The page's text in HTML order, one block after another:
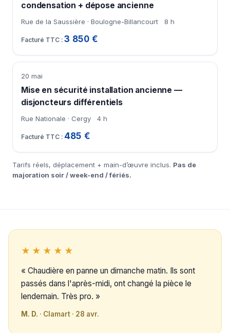
condensation + dépose ancienne
Rue de la Saussière · Boulogne-Billancourt 8 h
3 850 €
20 mai
Mise en sécurité installation ancienne —
disjoncteurs différentiels
Rue Nationale · Cergy 4 h
485 €
Tarifs réels, déplacement + main-d’œuvre inclus. Pas de
majoration soir / week-end / fériés.
★★★★★
« Chaudière en panne un dimanche matin. Ils sont
passés dans l'après-midi, ont changé la pièce le
lendemain. Très pro. »
M. D. · Clamart · 28 avr.